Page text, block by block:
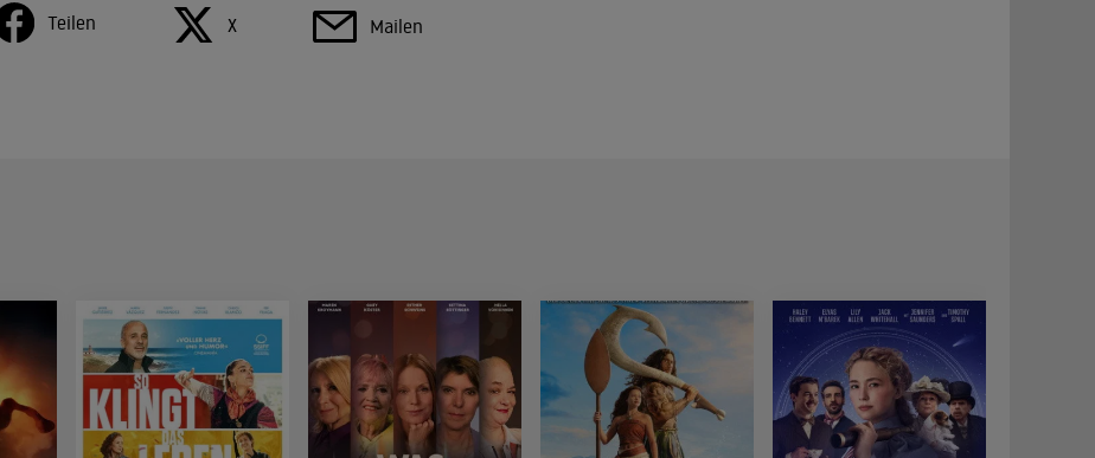
Teilen X Mailen